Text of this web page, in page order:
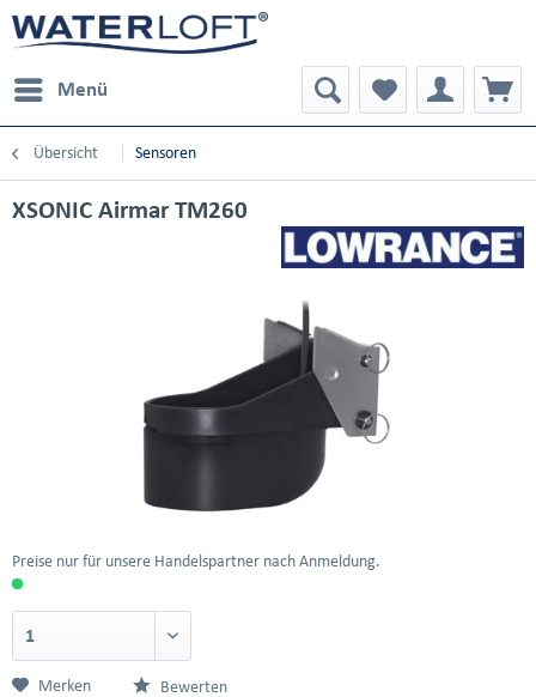
Menü
Übersicht Sensoren
XSONIC Airmar TM260
Preise nur für unsere Handelspartner nach Anmeldung.
Merken Bewerten